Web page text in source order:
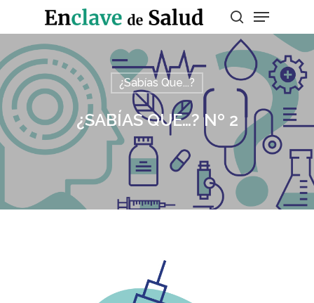
Presiona enter para buscar o ESC para
salir
¿Sabías Que...?
¿SABÍAS QUE…? Nº 2